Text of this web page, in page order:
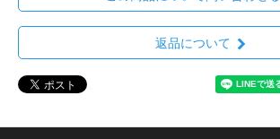
返品について